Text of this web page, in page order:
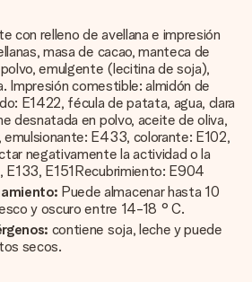
con relleno de avellana e impresión
masa de cacao, manteca de
emulgente (lecitina de soja),
Impresión comestible: almidón de
E1422, fécula de patata, agua, clara
desnatada en polvo, aceite de oliva,
E433, colorante: E102,
negativamente la actividad o la
E133, E151Recubrimiento: E904
Puede almacenar hasta 10
y oscuro entre 14-18 ° C.
contiene soja, leche y puede
secos.